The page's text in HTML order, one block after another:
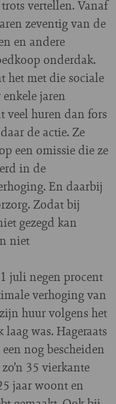
vertellen. Vanaf
zeventig van de
en andere
onderdak.
het met die sociale
jaren
veel huren dan fors
de actie. Ze
een omissie die ze
in de
En daarbij
Zodat bij
gezegd kan
niet
juli negen procent
verhoging van
huur volgens het
was. Hageraats
nog bescheiden
35 vierkante
jaar woont en